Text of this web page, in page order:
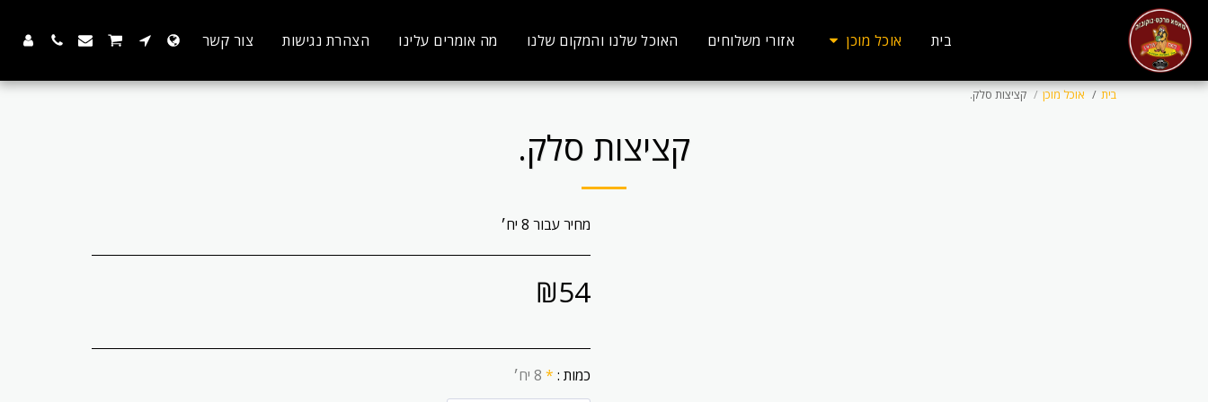
בית אוכל מוכן אזורי משלוחים האוכל שלנו והמקום שלנו מה אומרים עלינו הצהרת נגישות צור קשר
בית אוכל מוכן קציצות סלק.
קציצות סלק.
מחיר עבור 8 יח׳
₪54
כמות : * 8 יח׳